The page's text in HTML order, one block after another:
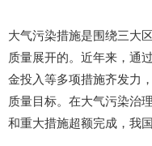
大气污染措施是围绕三大
质量展开的。近年来，通
金投入等多项措施齐发力
质量目标。在大气污染治
和重大措施超额完成，我